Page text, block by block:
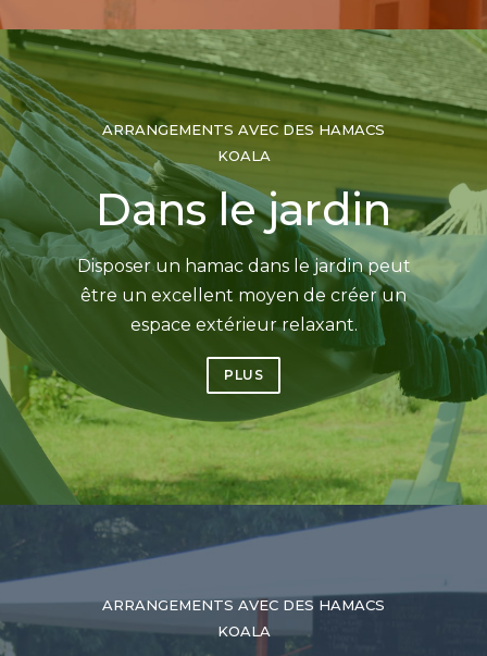
ARRANGEMENTS AVEC DES HAMACS
KOALA
Dans le jardin
Disposer un hamac dans le jardin peut
être un excellent moyen de créer un
espace extérieur relaxant.
PLUS
ARRANGEMENTS AVEC DES HAMACS
KOALA